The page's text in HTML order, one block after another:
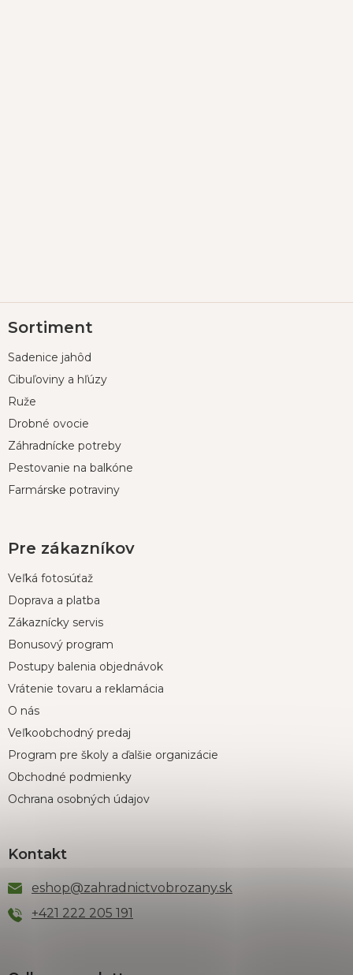
á
ä
Sortiment
Sadenice jahôd
Cibuľoviny a hľúzy
Ruže
Drobné ovocie
Záhradnícke potreby
Pestovanie na balkóne
Farmárske potraviny
Pre zákazníkov
Veľká fotosúťaž
Doprava a platba
Zákaznícky servis
Bonusový program
Postupy balenia objednávok
Vrátenie tovaru a reklamácia
O nás
Veľkoobchodný predaj
Program pre školy a ďalšie organizácie
Obchodné podmienky
Ochrana osobných údajov
Kontakt
eshop@zahradnictvobrozany.sk
+421 222 205 191